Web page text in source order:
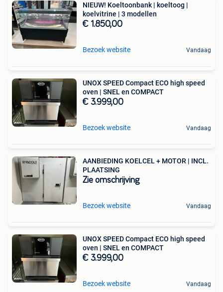
NIEUW! Koeltoonbank | koeltoog |
koelvitrine | 3 modellen
€ 1.850,00
Bezoek website Vandaag
UNOX SPEED Compact ECO high speed
oven | SNEL en COMPACT
€ 3.999,00
Bezoek website Vandaag
AANBIEDING KOELCEL + MOTOR | INCL.
PLAATSING
Zie omschrijving
Bezoek website Vandaag
UNOX SPEED Compact ECO high speed
oven | SNEL en COMPACT
€ 3.999,00
Bezoek website Vandaag